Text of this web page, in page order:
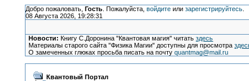
Добро пожаловать, Гость. Пожалуйста, войдитеили зарегистрируйтесь.
08 Августа 2026, 19:28:31
Новости: Книгу С.Доронина "Квантовая магия" читатьздесь
Материалы старого сайта "Физика Магии" доступны для просмотра
О замеченных глюках просьба писать на почтуquantmag@mail.ru
Квантовый Портал